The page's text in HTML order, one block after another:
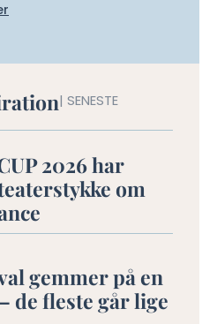
| SENESTE
2026 har
om
gemmer på en
de fleste går lige